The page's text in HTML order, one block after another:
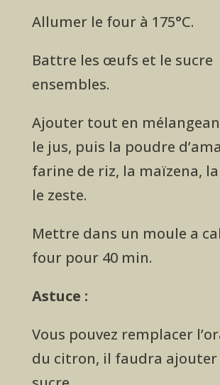
Allumer le four à 175°C.
Battre les œufs et le sucre
ensembles.
Ajouter tout en
le jus, puis la poudre
farine de riz, la maïzena,
le zeste.
Mettre dans un moule a
four pour 40 min.
Astuce :
Vous pouvez remplacer
du citron, il faudra ajouter